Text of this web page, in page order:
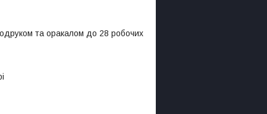
та оракалом до 28 робочих